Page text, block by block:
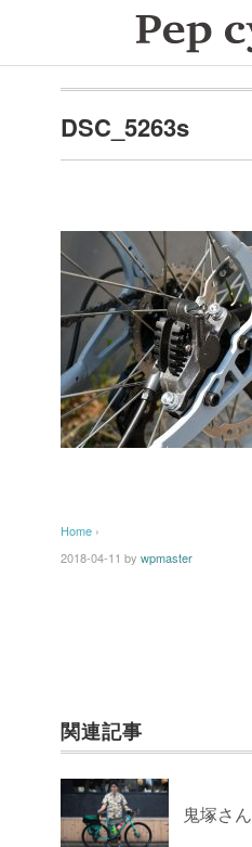
DSC_5263s
Home ›
2018-04-11 by wpmaster
関連記事
鬼塚さん